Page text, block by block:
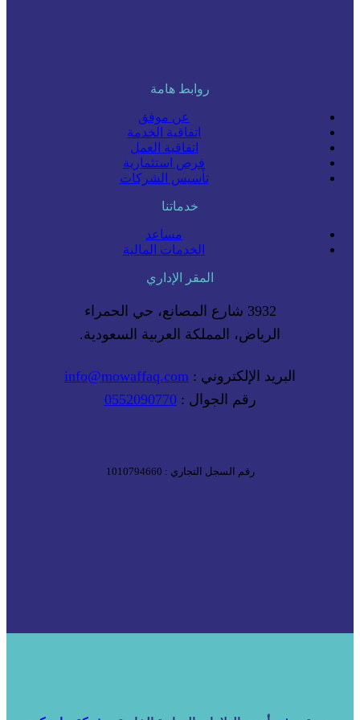
روابط هامة
عن موفق
اتفاقية الخدمة
اتفاقية العمل
فرص استثمارية
تأسيس الشركات
خدماتنا
مساعد
الخدمات المالية
المقر الإداري
3932 شارع المصانع، حي الحمراء
الرياض، المملكة العربية السعودية.
البريد الإلكتروني : info@mowaffaq.com
رقم الجوال :0552090770
رقم السجل التجاري : 1010794660